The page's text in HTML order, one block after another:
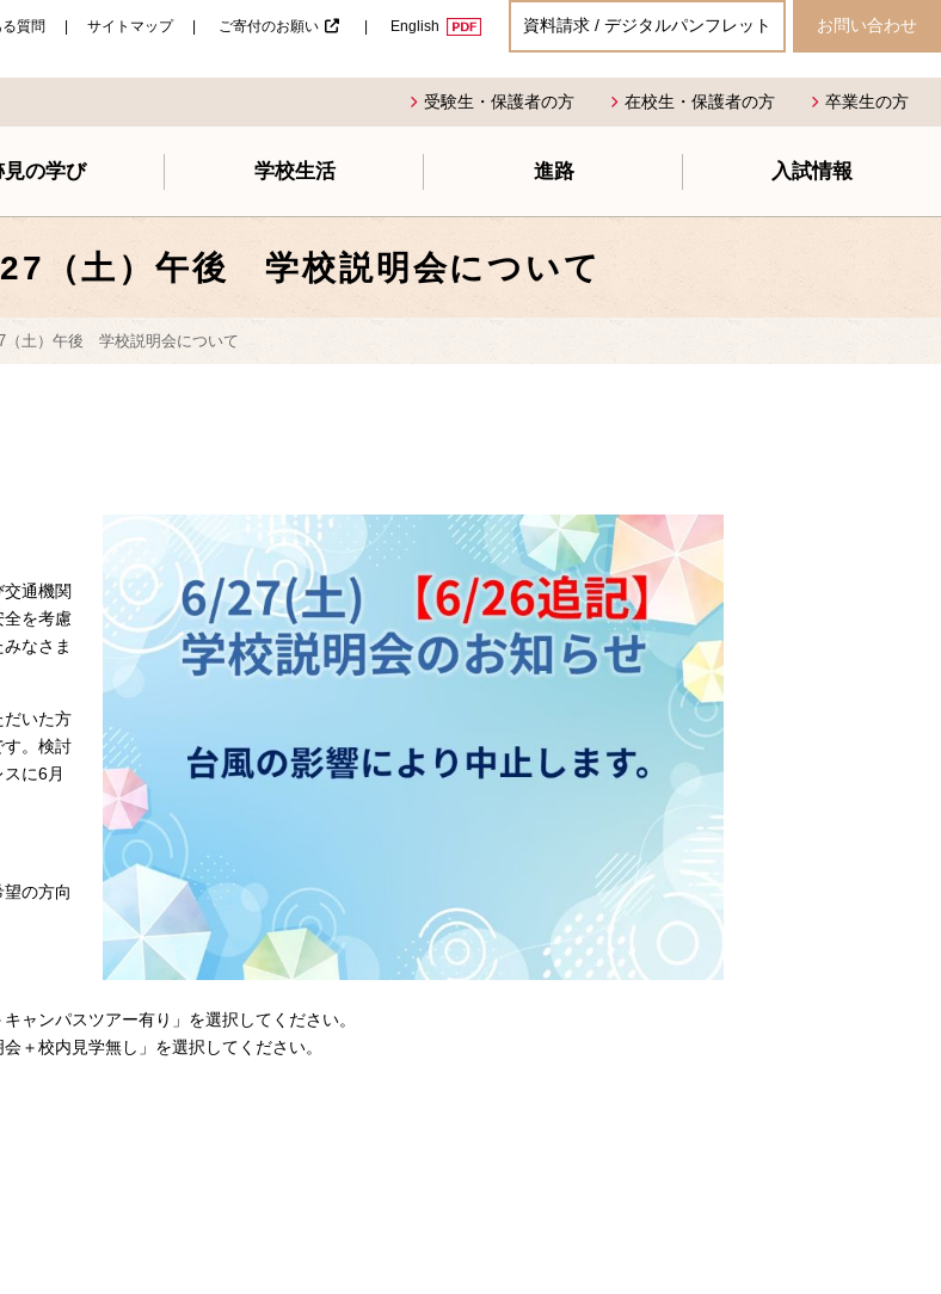
質問 サイトマップ ご寄付のお願い English 資料請求 / デジタルパンフレット お問い合わせ
受験生・保護者の方 在校生・保護者の方 卒業生の方
見の学び 学校生活 進路 入試情報
（土）午後 学校説明会について
（土）午後 学校説明会について
通機関
全を考慮
なさま
だいた方
す。検討
に6月
の方向
ャンパスツアー有り」を選択してください。
＋校内見学無し」を選択してください。